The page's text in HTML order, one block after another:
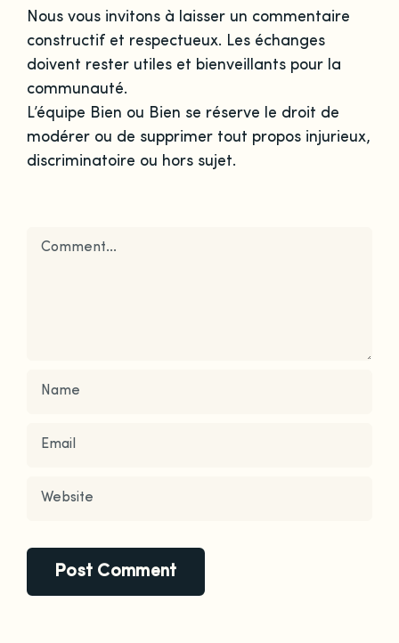
Nous vous invitons à laisser un commentaire
constructif et respectueux. Les échanges
doivent rester utiles et bienveillants pour la
communauté.
L’équipe Bien ou Bien se réserve le droit de
modérer ou de supprimer tout propos injurieux,
discriminatoire ou hors sujet.
Comment